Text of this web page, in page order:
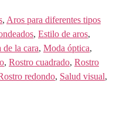
, Aros para diferentes tipos
, Estilo de aros,
de la cara, Moda óptica,
, Rostro cuadrado, Rostro
redondo, Salud visual,